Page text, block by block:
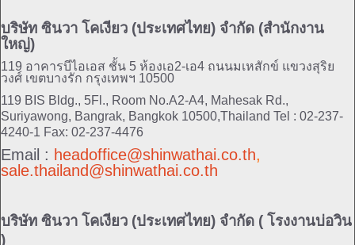
บริษัท ซินวา โคเงียว (ประเทศไทย) จำกัด (สำนักงาน
ใหญ่)
119 อาคารบีไอเอส ชั้น 5 ห้องเอ2-เอ4 ถนนมเหสักข์ แขวงสุริย
วงศ์ เขตบางรัก กรุงเทพฯ 10500
119 BIS Bldg., 5Fl., Room No.A2-A4, Mahesak Rd.,
Suriyawong, Bangrak, Bangkok 10500,Thailand Tel : 02-237-
4240-1 Fax: 02-237-4476
Email : headoffice@shinwathai.co.th,
sale.thailand@shinwathai.co.th
บริษัท ซินวา โคเงียว (ประเทศไทย) จำกัด ( โรงงานบ่อวิน
)